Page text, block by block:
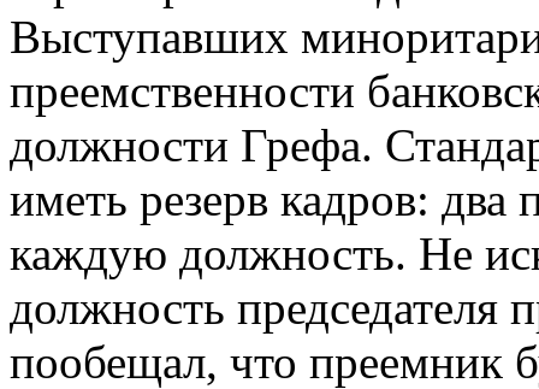
Выступавших
преемственности
должности Грефа.
иметь резерв кадров: два
каждую должность. Не
должность председателя
пообещал, что преемник